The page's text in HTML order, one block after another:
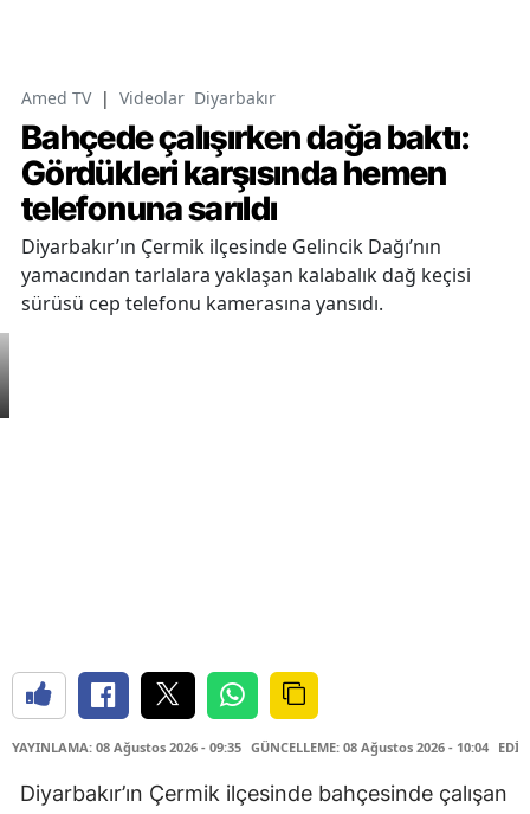
Amed TV | Videolar Diyarbakır
Bahçede çalışırken dağa baktı:
Gördükleri karşısında hemen
telefonuna sarıldı
Diyarbakır’ın Çermik ilçesinde Gelincik Dağı’nın
yamacından tarlalara yaklaşan kalabalık dağ keçisi
sürüsü cep telefonu kamerasına yansıdı.
YAYINLAMA: 08 Ağustos 2026 - 09:35 GÜNCELLEME: 08 Ağustos 2026 - 10:04
Diyarbakır’ın Çermik ilçesinde bahçesinde çalışan